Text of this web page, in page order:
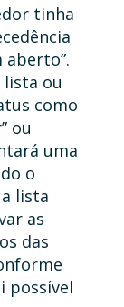
tinha
aberto”.
lista ou
como
ou
uma
o
lista
as
das
possível